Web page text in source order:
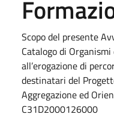
Scopo del presente
Catalogo di
all’erogazione di
destinatari del
Aggregazione ed
C31D2000126000